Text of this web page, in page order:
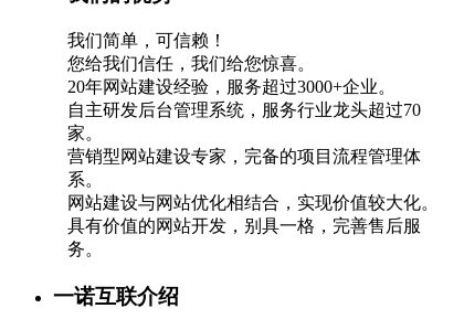
我们简单，可信赖！
您给我们信任，我们给您惊喜。
20年网站建设经验，服务超过3000+企业。
自主研发后台管理系统，服务行业龙头超过70
家。
营销型网站建设专家，完备的项目流程管理体
系。
网站建设与网站优化相结合，实现价值较大化。
具有价值的网站开发，别具一格，完善售后服
务。
一诺互联介绍